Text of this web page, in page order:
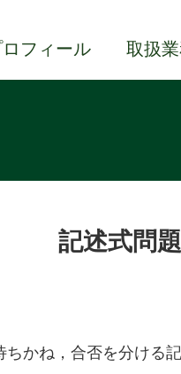
フィール 取扱
記述式問
ちかね，合否を分ける